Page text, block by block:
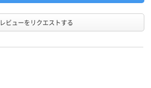
レビューをリクエストする